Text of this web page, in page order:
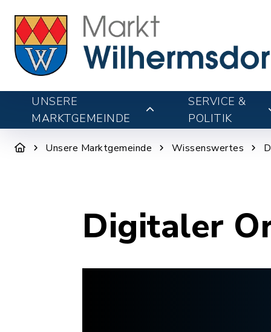
UNSERE
MARKTGEMEINDE
SERVICE &
POLITIK
Unsere Marktgemeinde Wissenswertes
Digitaler